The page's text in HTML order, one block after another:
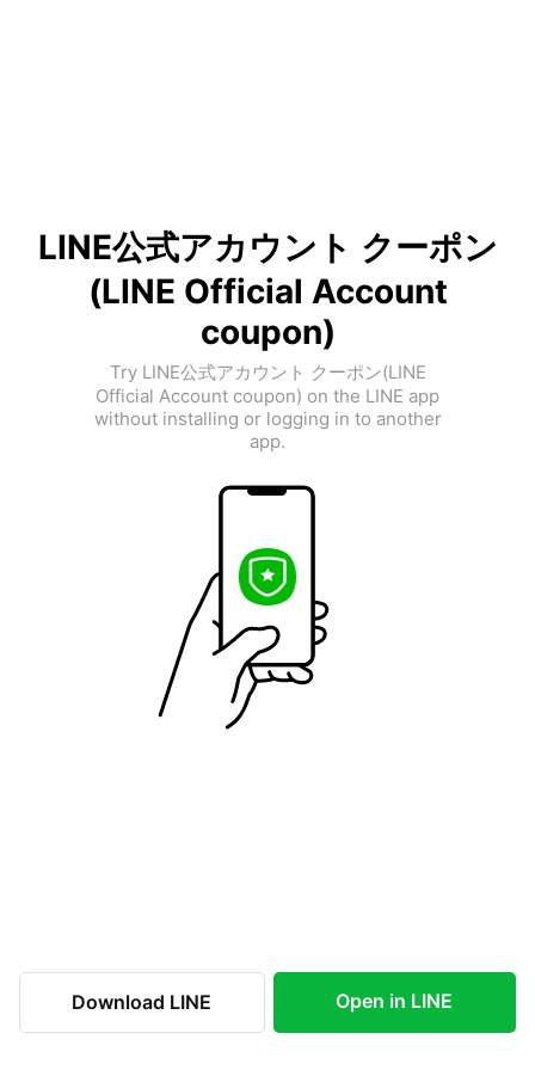
LINE公式アカウント クーポン
(LINE Official Account
coupon)
Try LINE公式アカウント クーポン(LINE
Official Account coupon) on the LINE app
without installing or logging in to another
app.
Download LINE Open in LINE